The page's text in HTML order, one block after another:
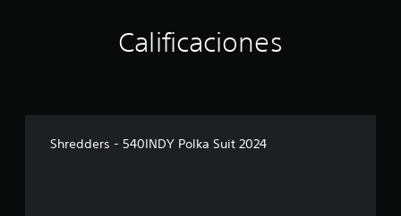
Calificaciones
Shredders - 540INDY Polka Suit 2024